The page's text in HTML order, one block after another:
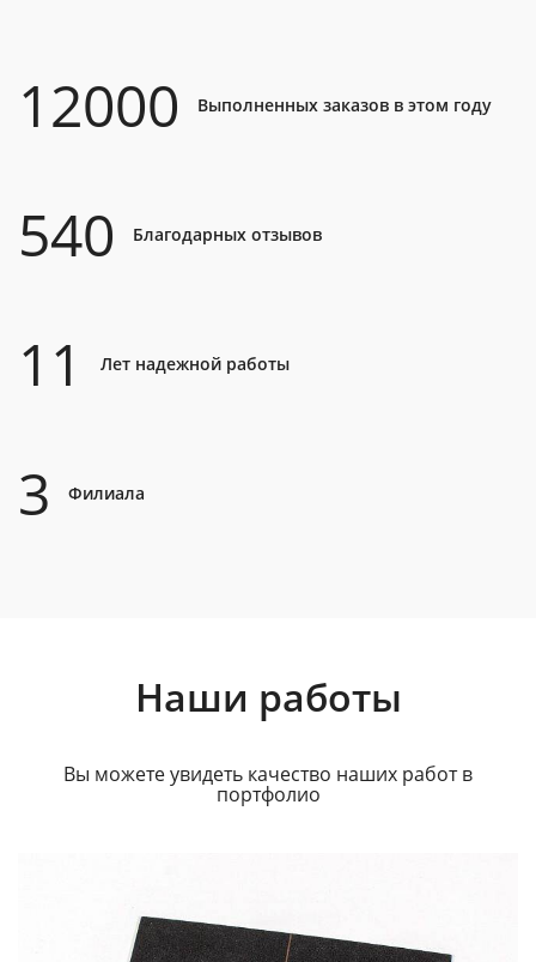
12000 Выполненных заказов в этом году
540 Благодарных отзывов
11 Лет надежной работы
3 Филиала
Наши работы
Вы можете увидеть качество наших работ в
портфолио